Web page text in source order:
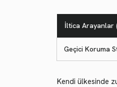
İltica Arayanlar
Geçici Koruma
Kendi ülkesinde